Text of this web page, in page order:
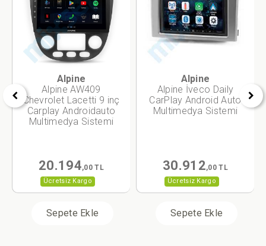
Ücretsiz Kargo
Alpine
Alpine AW409
Chevrolet Lacetti 9 inç
Carplay Androidauto
Multimedya Sistemi
20.194,00 TL
Sepete Ekle
Ücretsiz Kargo
Alpine
Alpine İveco Daily
CarPlay Android Auto
Multimedya Sistemi
30.912,00 TL
Sepete Ekle